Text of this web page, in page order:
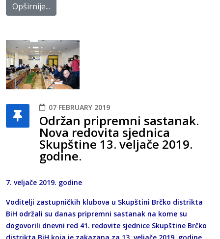
Opširnije...
07 FEBRUARY 2019
Održan pripremni sastanak.
Nova redovita sjednica
Skupštine 13. veljače 2019.
godine.
7. veljače 2019. godine
Voditelji zastupničkih klubova u Skupštini Brčko distrikta
BiH održali su danas pripremni sastanak na kome su
dogovorili dnevni red 41. redovite sjednice Skupštine Brčko
distrikta BiH koja je zakazana za 13. veljače 2019. godine.